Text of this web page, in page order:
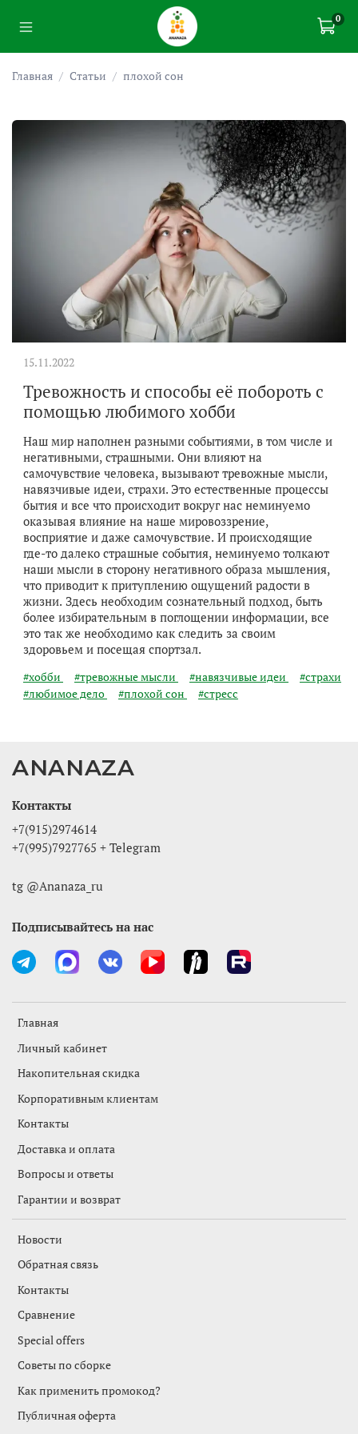
0
Главная Статьи плохой сон
Тревожность и способы её побороть с
помощью любимого хобби
Наш мир наполнен разными событиями, в том числе и
негативными, страшными. Они влияют на
самочувствие человека, вызывают тревожные мысли,
навязчивые идеи, страхи. Это естественные процессы
бытия и все что происходит вокруг нас неминуемо
оказывая влияние на наше мировоззрение,
восприятие и даже самочувствие. И происходящие
где-то далеко страшные события, неминуемо толкают
наши мысли в сторону негативного образа мышления,
что приводит к притуплению ощущений радости в
жизни. Здесь необходим сознательный подход, быть
более избирательным в поглощении информации, все
это так же необходимо как следить за своим
здоровьем и посещая спортзал.
15.11.2022
#хобби #тревожные мысли #навязчивые идеи
#страхи
#любимое дело
#плохой сон #стресс
ANANAZA
Главная
Личный кабинет
Накопительная скидка
Корпоративным клиентам
Контакты
Доставка и оплата
Вопросы и ответы
Гарантии и возврат
Новости
Обратная связь
Контакты
Сравнение
Special offers
Советы по сборке
Как применить промокод?
Публичная оферта
Контакты
+7(915)2974614
+7(995)7927765 + Telegram
tg @Ananaza_ru
Подписывайтесь на нас